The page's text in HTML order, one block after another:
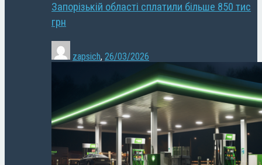
Запорізькій області сплатили більше 850 тис
грн
zapsich, 26/03/2026